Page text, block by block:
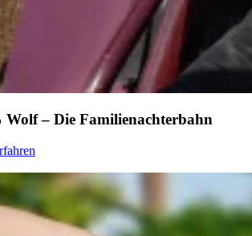
Wolf – Die Familienachterbahn